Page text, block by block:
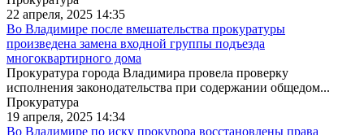
22 апреля, 2025 14:35
Во Владимире после вмешательства прокуратуры
произведена замена входной группы подъезда
многоквартирного дома
Прокуратура города Владимира провела проверку
исполнения законодательства при содержании общедом...
Прокуратура
19 апреля, 2025 14:34
Во Владимире по иску прокурора восстановлены права